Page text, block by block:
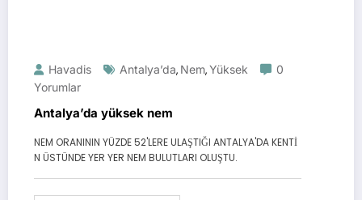
Havadis Antalya’da, Nem,Yüksek
0
Yorumlar
Antalya’da yüksek nem
NEM ORANININ YÜZDE 52'LERE ULAŞTIĞI ANTALYA'DA KENTİ
N ÜSTÜNDE YER YER NEM BULUTLARI OLUŞTU.